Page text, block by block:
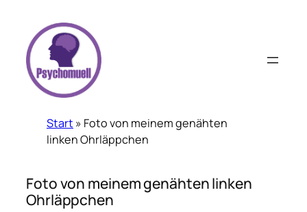
springen
Start » Foto von meinem genähten
linken Ohrläppchen
Foto von meinem genähten linken
Ohrläppchen